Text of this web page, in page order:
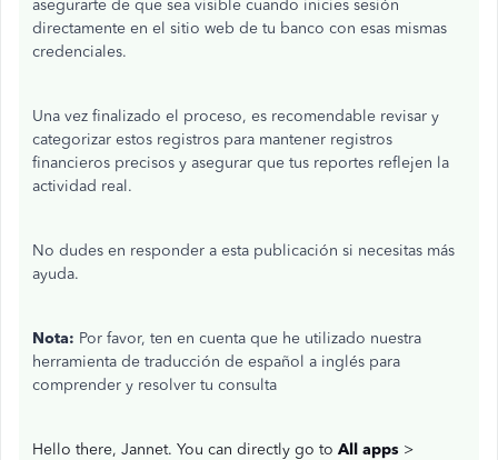
asegurarte de que sea visible cuando inicies sesión
directamente en el sitio web de tu banco con esas mismas
credenciales.
Una vez finalizado el proceso, es recomendable revisar y
categorizar estos registros para mantener registros
financieros precisos y asegurar que tus reportes reflejen la
actividad real.
No dudes en responder a esta publicación si necesitas más
ayuda.
Nota: Por favor, ten en cuenta que he utilizado nuestra
herramienta de traducción de español a inglés para
comprender y resolver tu consulta
Hello there, Jannet. You can directly go to All apps >